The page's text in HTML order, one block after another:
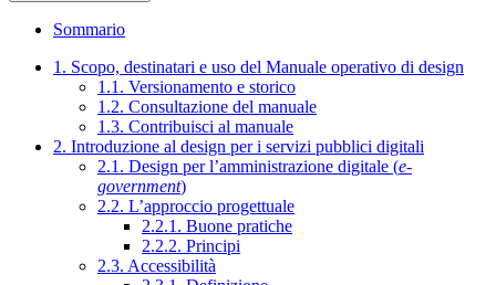
Sommario
1. Scopo, destinatari e uso del Manuale operativo di design
1.1. Versionamento e storico
1.2. Consultazione del manuale
1.3. Contribuisci al manuale
2. Introduzione al design per i servizi pubblici digitali
2.1. Design per l’amministrazione digitale (e-
government)
2.2. L’approccio progettuale
2.2.1. Buone pratiche
2.2.2. Principi
2.3. Accessibilità